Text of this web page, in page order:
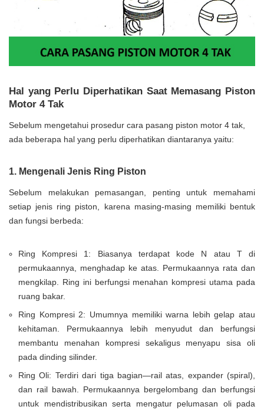
Hal yang Perlu Diperhatikan Saat Memasang Piston
Motor 4 Tak
Sebelum mengetahui prosedur cara pasang piston motor 4 tak,
ada beberapa hal yang perlu diperhatikan diantaranya yaitu:
1. Mengenali Jenis Ring Piston
Sebelum melakukan pemasangan, penting untuk memahami
setiap jenis ring piston, karena masing-masing memiliki bentuk
dan fungsi berbeda:
Ring Kompresi 1: Biasanya terdapat kode N atau T di
permukaannya, menghadap ke atas. Permukaannya rata dan
mengkilap. Ring ini berfungsi menahan kompresi utama pada
ruang bakar.
Ring Kompresi 2: Umumnya memiliki warna lebih gelap atau
kehitaman. Permukaannya lebih menyudut dan berfungsi
membantu menahan kompresi sekaligus menyapu sisa oli
pada dinding silinder.
Ring Oli: Terdiri dari tiga bagian—rail atas, expander (spiral),
dan rail bawah. Permukaannya bergelombang dan berfungsi
untuk mendistribusikan serta mengatur pelumasan oli pada